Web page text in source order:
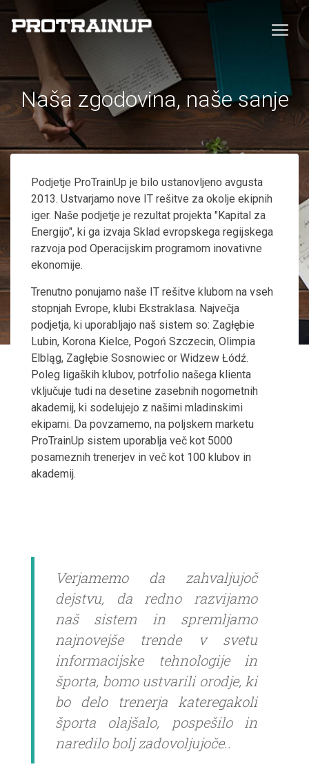
Naša zgodovina, naše sanje
Podjetje ProTrainUp je bilo ustanovljeno avgusta
2013. Ustvarjamo nove IT rešitve za okolje ekipnih
iger. Naše podjetje je rezultat projekta "Kapital za
Energijo", ki ga izvaja Sklad evropskega regijskega
razvoja pod Operacijskim programom inovativne
ekonomije.
Trenutno ponujamo naše IT rešitve klubom na vseh
stopnjah Evrope, klubi Ekstraklasa. Največja
podjetja, ki uporabljajo naš sistem so: Zagłębie
Lubin, Korona Kielce, Pogoń Szczecin, Olimpia
Elbląg, Zagłębie Sosnowiec or Widzew Łódź.
Poleg ligaških klubov, potrfolio našega klienta
vključuje tudi na desetine zasebnih nogometnih
akademij, ki sodelujejo z našimi mladinskimi
ekipami. Da povzamemo, na poljskem marketu
ProTrainUp sistem uporablja več kot 5000
posameznih trenerjev in več kot 100 klubov in
akademij.
Verjamemo da zahvaljujoč
dejstvu, da redno razvijamo
naš sistem in spremljamo
najnovejše trende v svetu
informacijske tehnologije in
športa, bomo ustvarili orodje, ki
bo delo trenerja kateregakoli
športa olajšalo, pospešilo in
naredilo bolj zadovoljujoče..